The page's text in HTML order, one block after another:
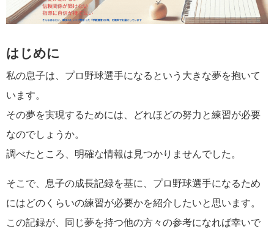
はじめに
私の息子は、プロ野球選手になるという大きな夢を抱いて
います。
その夢を実現するためには、どれほどの努力と練習が必要
なのでしょうか。
調べたところ、明確な情報は見つかりませんでした。
そこで、息子の成長記録を基に、プロ野球選手になるため
にはどのくらいの練習が必要かを紹介したいと思います。
この記録が、同じ夢を持つ他の方々の参考になれば幸いで